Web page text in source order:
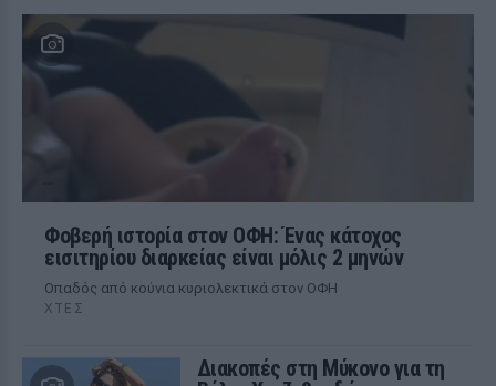
Φοβερή ιστορία στον ΟΦΗ: Ένας κάτοχος
εισιτηρίου διαρκείας είναι μόλις 2 μηνών
Οπαδός από κούνια κυριολεκτικά στον ΟΦΗ
ΧΤΕΣ
Διακοπές στη Μύκονο για τη